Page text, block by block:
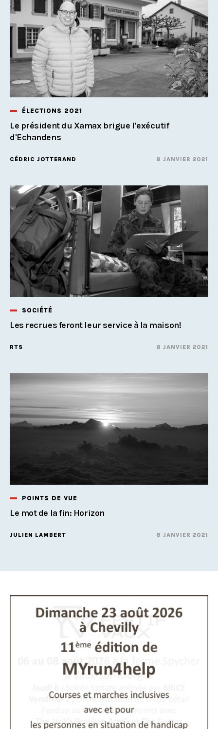
ÉLECTIONS 2021
Le président du Xamax brigue l'exécutif
d'Echandens
CÉDRIC JOTTERAND 8 JANVIER 2021
SOCIÉTÉ
Les recrues feront leur service à la maison!
RTS 8 JANVIER 2021
POINTS DE VUE
Le mot de la fin: Horizon
JULIEN LAMBERT 8 JANVIER 2021